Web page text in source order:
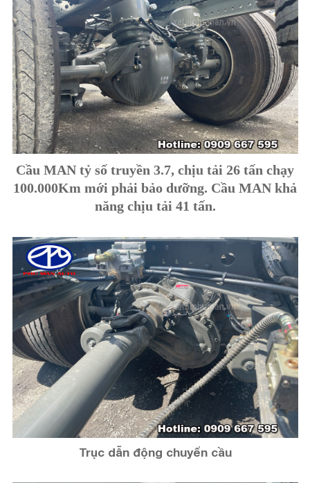
Cầu MAN tỷ số truyền 3.7, chịu tải 26 tấn chạy
100.000Km mới phải bảo dưỡng. Cầu MAN khả
năng chịu tải 41 tấn.
Trục dẫn động chuyển cầu